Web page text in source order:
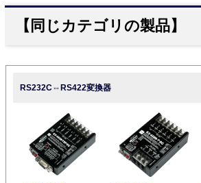
【同じカテゴリの製品】
RS232C⇔RS422変換器